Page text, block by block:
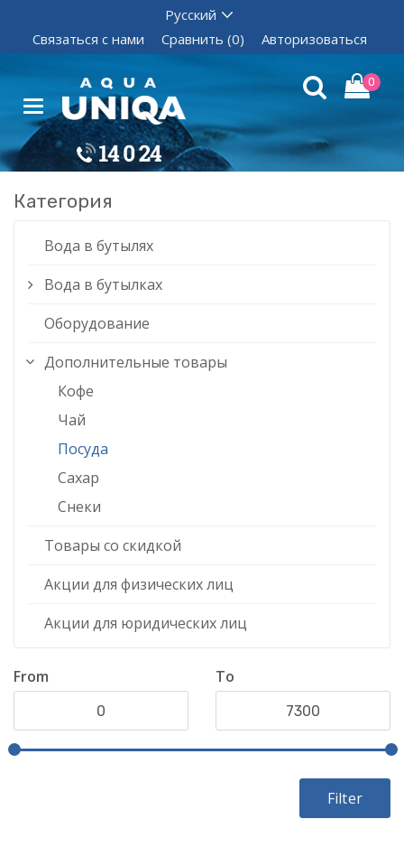
Связаться с нами Сравнить (0) Авторизоваться
0
Категория
Вода в бутылях
Вода в бутылках
Оборудование
Дополнительные товары
Кофе
Чай
Посуда
Сахар
Снеки
Товары со скидкой
Акции для физических лиц
Акции для юридических лиц
From To
Filter